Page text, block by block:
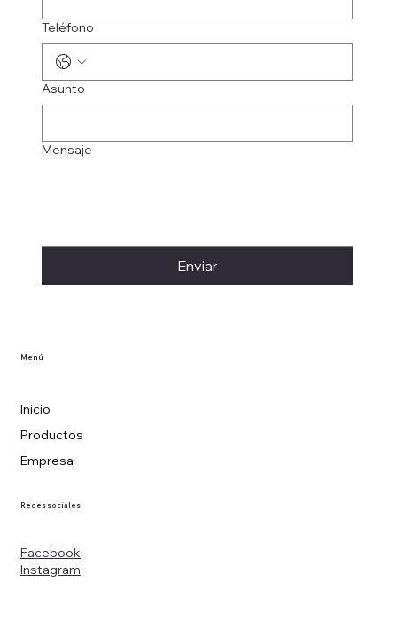
Menú
Inicio
Productos
Empresa
Redes sociales
Facebook
Instagram
Teléfono
Asunto
Mensaje
Enviar